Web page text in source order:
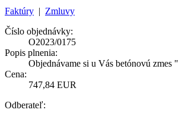
Faktúry | Zmluvy
Číslo objednávky:
O2023/0175
Popis plnenia:
Objednávame si u Vás betónovú zmes
Cena:
747,84 EUR
Odberateľ: